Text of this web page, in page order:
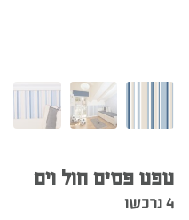
טפט פסים חול וים
4 נרכשו